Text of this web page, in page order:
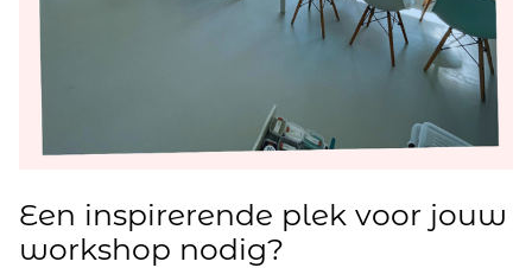
Een inspirerende plek voor jouw
workshop nodig?